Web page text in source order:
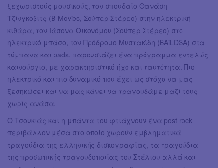
ξεχωριστούς μουσικούς, τον σπουδαίο Θανάση
Τζίνγκοβιτς (B-Movies, Σούπερ Στέρεο) στην ηλεκτρική
κιθάρα, τον Ιάσονα Οικονόμου (Σούπερ Στέρεο) στο
ηλεκτρικό μπάσο, τον Πρόδρομο Μυστακίδη (BAiLDSA) στα
τύμπανα και pads, παρουσιάζει ένα πρόγραμμα εντελώς
καινούργιο, με χαρακτηριστικό ήχο και ταυτότητα. Πιο
ηλεκτρικό και πιο δυναμικό που έχει ως στόχο να μας
ξεσηκώσει και να μας κάνει να τραγουδάμε μαζί τους
χωρίς ανάσα.
Ο Τσουκιάς και η μπάντα του φτιάχνουν ένα post rock
περιβάλλον μέσα στο οποίο χωρούν εμβληματικά
τραγούδια της ελληνικής δισκογραφίας, τα τραγούδια
της προσωπικής τραγουδοποιίας του Στέλιου αλλά και